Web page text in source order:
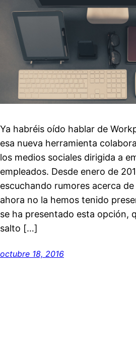
Ya habréis oído hablar de
esa nueva herramienta
los medios sociales dirigida a
empleados. Desde enero de
escuchando rumores acerca
ahora no la hemos tenido
se ha presentado esta opción,
salto […]
octubre 18, 2016